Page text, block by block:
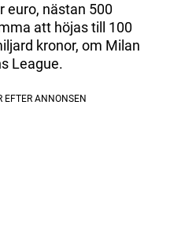
euro, nästan 500
att höjas till 100
kronor, om Milan
League.